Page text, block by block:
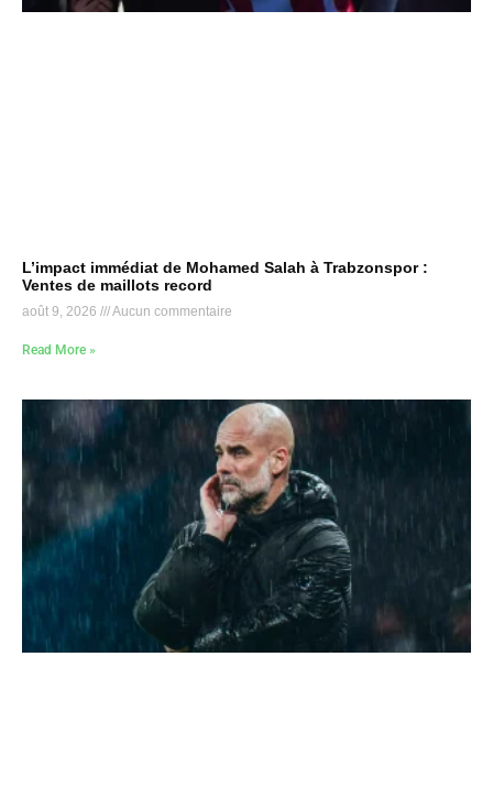
L’impact immédiat de Mohamed Salah à Trabzonspor :
Ventes de maillots record
août 9, 2026 Aucun commentaire
Read More »